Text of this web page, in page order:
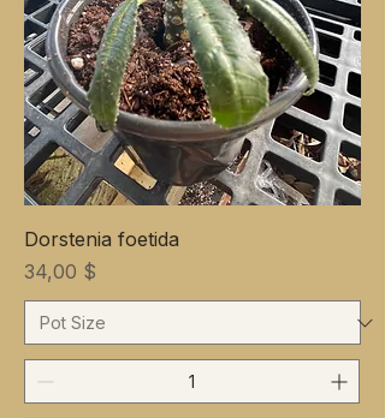
Dorstenia foetida
Цена
34,00 $